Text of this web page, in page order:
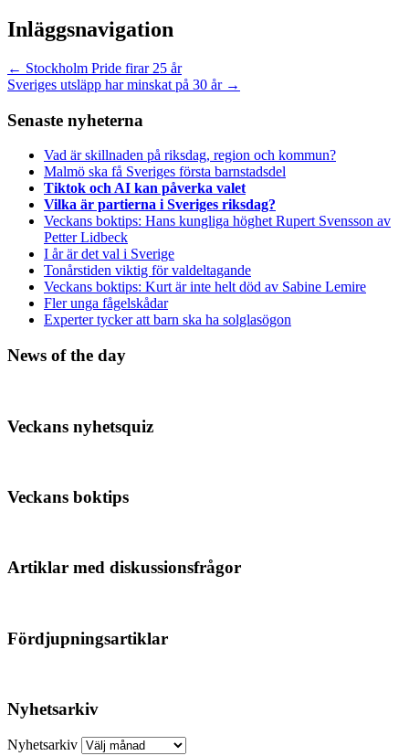
Inläggsnavigation
← Stockholm Pride firar 25 år
Sveriges utsläpp har minskat på 30 år →
Senaste nyheterna
Vad är skillnaden på riksdag, region och kommun?
Malmö ska få Sveriges första barnstadsdel
Tiktok och AI kan påverka valet
Vilka är partierna i Sveriges riksdag?
Veckans boktips: Hans kungliga höghet Rupert Svensson av
Petter Lidbeck
I år är det val i Sverige
Tonårstiden viktig för valdeltagande
Veckans boktips: Kurt är inte helt död av Sabine Lemire
Fler unga fågelskådar
Experter tycker att barn ska ha solglasögon
News of the day
Veckans nyhetsquiz
Veckans boktips
Artiklar med diskussionsfrågor
Fördjupningsartiklar
Nyhetsarkiv
Nyhetsarkiv